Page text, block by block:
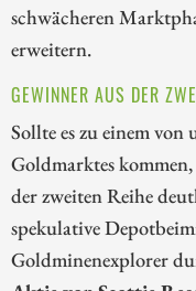
schwächeren
erweitern.
GEWINNER AUS DER
Sollte es zu einem
Goldmarktes
der zweiten Reihe
spekulative
Goldminenexplorer